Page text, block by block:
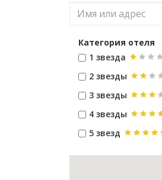
Категория отеля
1 звезда
2 звезды
3 звезды
4 звезды
5 звезд